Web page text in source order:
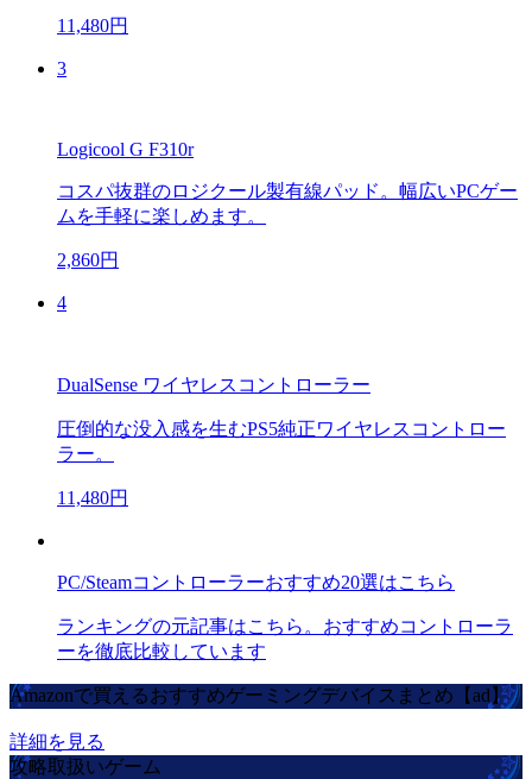
11,480円
3
Logicool G F310r
コスパ抜群のロジクール製有線パッド。幅広いPCゲー
ムを手軽に楽しめます。
2,860円
4
DualSense ワイヤレスコントローラー
圧倒的な没入感を生むPS5純正ワイヤレスコントロー
ラー。
11,480円
PC/Steamコントローラーおすすめ20選はこちら
ランキングの元記事はこちら。おすすめコントローラ
ーを徹底比較しています
Amazonで買えるおすすめゲーミングデバイスまとめ【ad】
詳細を見る
攻略取扱いゲーム